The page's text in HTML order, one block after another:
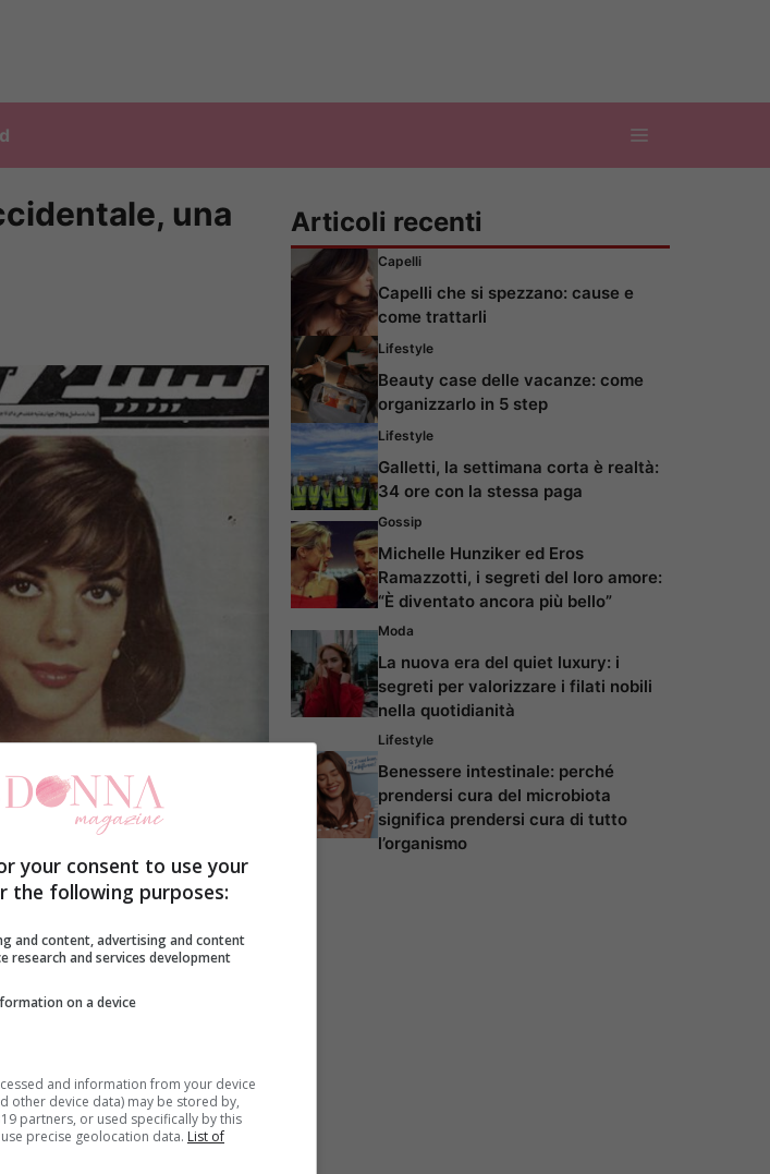
una
Articoli recenti
Capelli
Capelli che si spezzano: cause e
come trattarli
Lifestyle
Beauty case delle vacanze: come
organizzarlo in 5 step
Lifestyle
Galletti, la settimana corta è realtà:
34 ore con la stessa paga
Gossip
Michelle Hunziker ed Eros
Ramazzotti, i segreti del loro amore:
“È diventato ancora più bello”
Moda
La nuova era del quiet luxury: i
segreti per valorizzare i filati nobili
nella quotidianità
Lifestyle
Benessere intestinale: perché
prendersi cura del microbiota
significa prendersi cura di tutto
l’organismo
your consent to use your
the following purposes:
and content, advertising and content
research and services development
on a device
and information from your device
other device data) may be stored by,
partners, or used specifically by this
precise geolocation data. List of